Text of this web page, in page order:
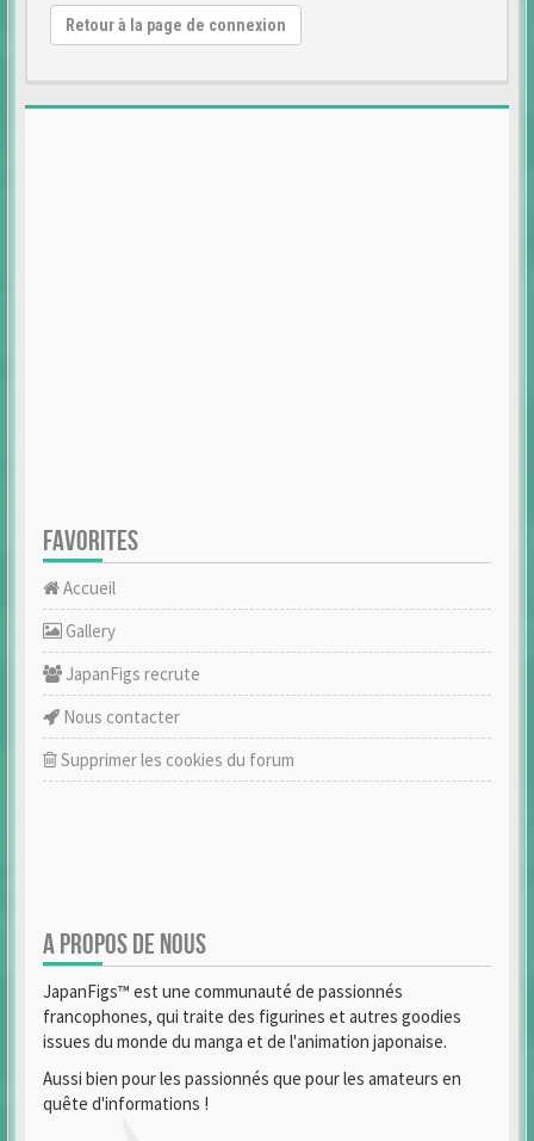
Retour à la page de connexion
FAVORITES
Accueil
Gallery
JapanFigs recrute
Nous contacter
Supprimer les cookies du forum
A PROPOS DE NOUS
JapanFigs™ est une communauté de passionnés
francophones, qui traite des figurines et autres goodies
issues du monde du manga et de l'animation japonaise.
Aussi bien pour les passionnés que pour les amateurs en
quête d'informations !